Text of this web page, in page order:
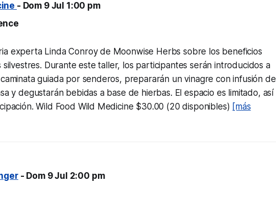
- Dom 9 Jul 1:00 pm
experta Linda Conroy de Moonwise Herbs sobre los beneficios
silvestres. Durante este taller, los participantes serán introducidos a
guiada por senderos, prepararán un vinagre con infusión de
y degustarán bebidas a base de hierbas. El espacio es limitado, así
Wild Food Wild Medicine $30.00 (20 disponibles) [más
- Dom 9 Jul 2:00 pm